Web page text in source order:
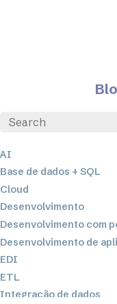
AI
Base de dados + SQL
Cloud
Desenvolvimento
Desenvolvimento com
Desenvolvimento de
EDI
ETL
Integração de dados